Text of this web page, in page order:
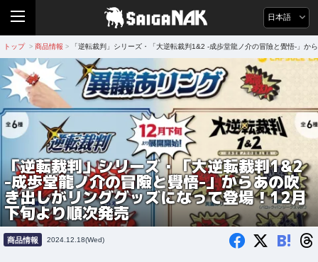
日本語
トップ > 商品情報 > 「逆転裁判」シリーズ・「大逆転裁判1&2 -成歩堂龍ノ介の冒險と覺悟-」
「逆転裁判」シリーズ・「大逆転裁判1&2
-成歩堂龍ノ介の冒險と覺悟-」からあの吹
き出しがリンググッズになって登場！12月
下旬より順次発売
商品情報 2024.12.18(Wed) B!